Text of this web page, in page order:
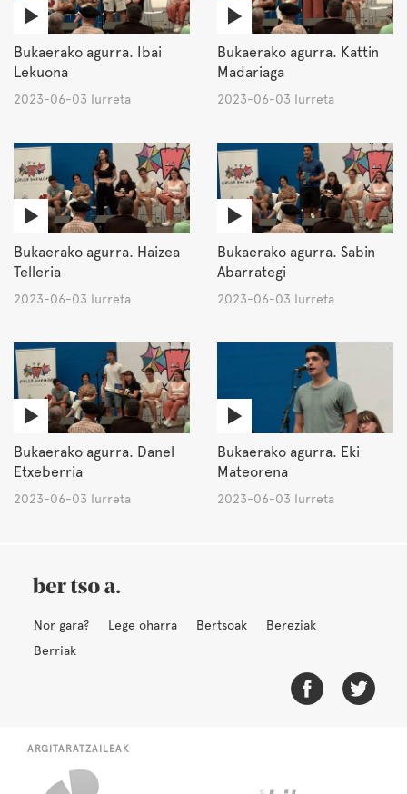
Bukaerako agurra. Ibai
Lekuona
2023-06-03 Iurreta
Bukaerako agurra. Kattin
Madariaga
2023-06-03 Iurreta
Bukaerako agurra. Haizea
Telleria
2023-06-03 Iurreta
Bukaerako agurra. Sabin
Abarrategi
2023-06-03 Iurreta
Bukaerako agurra. Danel
Etxeberria
2023-06-03 Iurreta
Bukaerako agurra. Eki
Mateorena
2023-06-03 Iurreta
Nor gara? Lege oharra Bertsoak
Bereziak
Berriak
ARGITARATZAILEAK